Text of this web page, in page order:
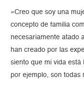
«Creo que soy una
concepto de familia
necesariamente atado
han creado por las
siento que mi vida está
por ejemplo, son todas